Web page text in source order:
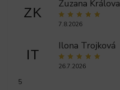
ZK
Zuzana Králova
7.8.2026
IT
Ilona Trojková
26.7.2026
5